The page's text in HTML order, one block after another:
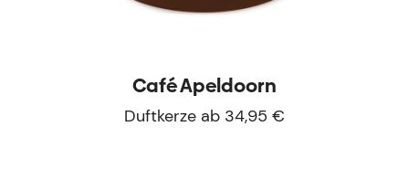
Café Apeldoorn
Duftkerze ab 34,95 €